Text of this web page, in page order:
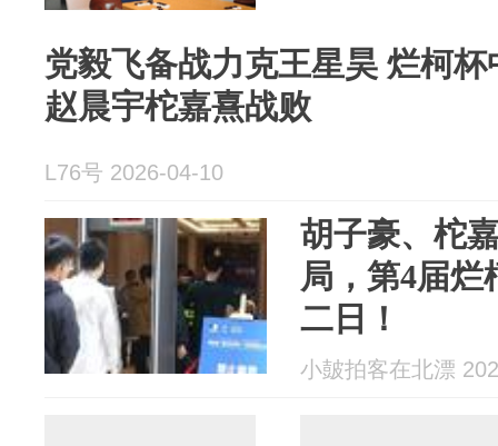
党毅飞备战力克王星昊 烂柯
赵晨宇柁嘉熹战败
L76号 2026-04-10
胡子豪、柁
局，第4届烂
二日！
小皷拍客在北漂